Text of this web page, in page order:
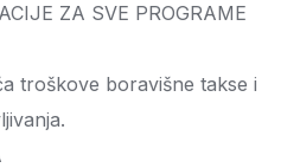
ZA SVE PROGRAME
troškove boravišne takse i